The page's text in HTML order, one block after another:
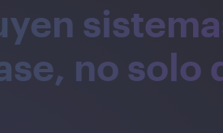
no solo